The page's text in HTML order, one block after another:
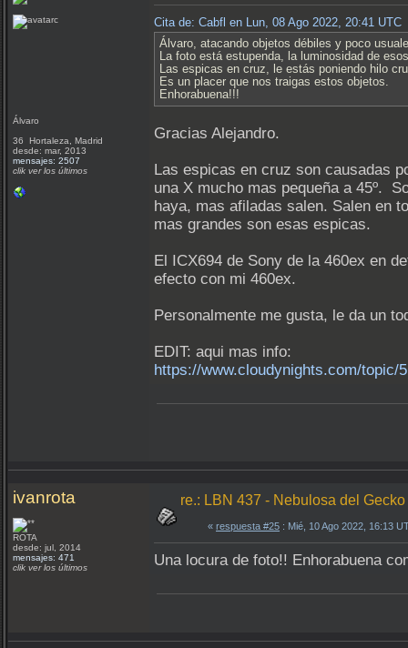
Álvaro
36 Hortaleza, Madrid
desde: mar, 2013
mensajes: 2507
clik ver los últimos
Cita de: Cabfl en Lun, 08 Ago 2022, 20:41 UTC
Álvaro, atacando objetos débiles y poco
La foto está estupenda, la luminosidad de
Las espicas en cruz, le estás poniendo hilo
Es un placer que nos traigas estos objetos.
Enhorabuena!!!
Gracias Alejandro.
Las espicas en cruz son causadas
una X mucho mas pequeña a 45º.
haya, mas afiladas salen. Salen en
mas grandes son esas espicas.
El ICX694 de Sony de la 460ex en
efecto con mi 460ex.
Personalmente me gusta, le da un
EDIT: aqui mas info:
https://www.cloudynights.com/topic/
ivanrota
ROTA
desde: jul, 2014
mensajes: 471
clik ver los últimos
re.: LBN 437 - Nebulosa del Gecko
« respuesta #25 : Mié, 10 Ago 2022, 16:13
Una locura de foto!! Enhorabuena